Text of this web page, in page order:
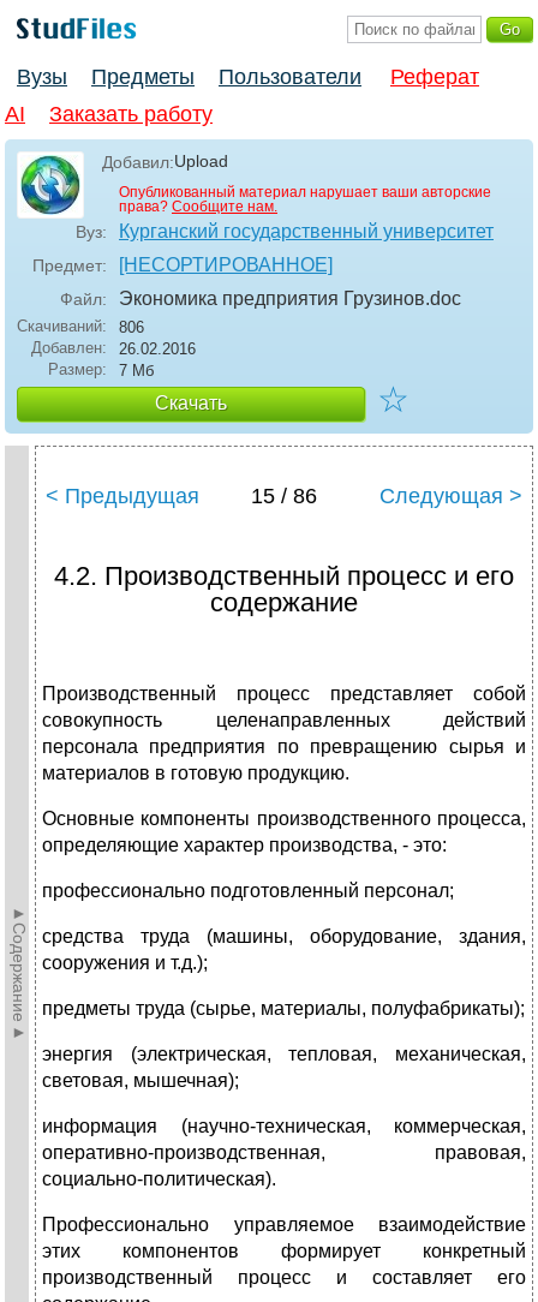
Вузы Предметы Пользователи
Реферат
AI
Заказать работу
Добавил:Upload
Опубликованный материал нарушает ваши авторские
права? Сообщите нам.
Вуз: Курганский государственный университет
Предмет: [НЕСОРТИРОВАННОЕ]
Файл: Экономика предприятия Грузинов.doc
Скачиваний:
806
Добавлен:
26.02.2016
Размер:
7 Мб
Скачать ☆
►Содержание►
< Предыдущая 15 / 86 Следующая >
4.2. Производственный процесс и его
содержание
Производственный процесс представляет собой
совокупность целенаправленных действий
персонала предприятия по превращению сырья и
материалов в готовую продукцию.
Основные компоненты производственного процесса,
определяющие характер производства, - это:
профессионально подготовленный персонал;
средства труда (машины, оборудование, здания,
сооружения и т.д.);
предметы труда (сырье, материалы, полуфабрикаты);
энергия (электрическая, тепловая, механическая,
световая, мышечная);
информация (научно-техническая, коммерческая,
оперативно-производственная, правовая,
социально-политическая).
Профессионально управляемое взаимодействие
этих компонентов формирует конкретный
производственный процесс и составляет его